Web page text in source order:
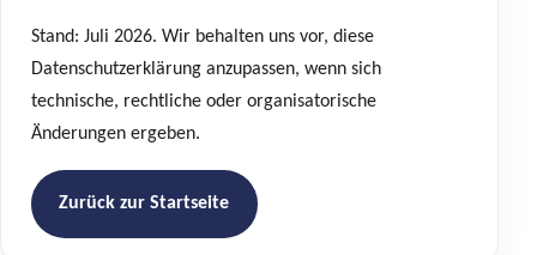
Stand: Juli 2026. Wir behalten uns vor, diese
Datenschutzerklärung anzupassen, wenn sich
technische, rechtliche oder organisatorische
Änderungen ergeben.
Zurück zur Startseite